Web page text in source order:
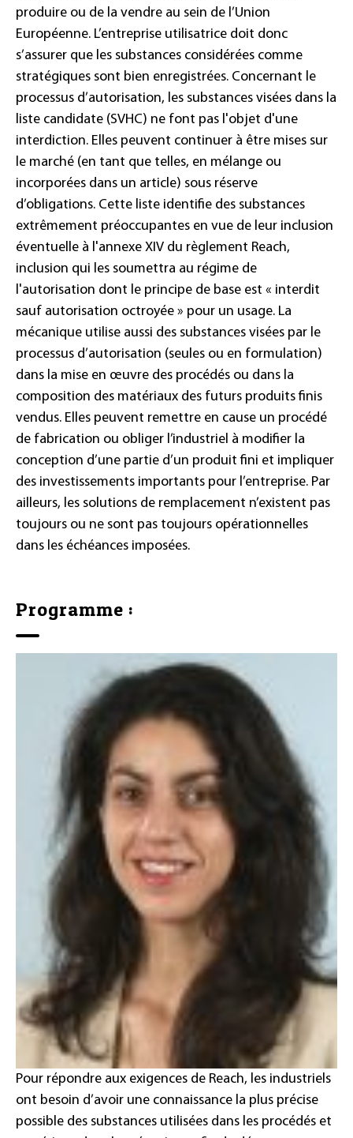
produire ou de la vendre au sein de l’Union
Européenne. L’entreprise utilisatrice doit donc
s’assurer que les substances considérées comme
stratégiques sont bien enregistrées. Concernant le
processus d’autorisation, les substances visées dans la
liste candidate (SVHC) ne font pas l'objet d'une
interdiction. Elles peuvent continuer à être mises sur
le marché (en tant que telles, en mélange ou
incorporées dans un article) sous réserve
d’obligations. Cette liste identifie des substances
extrêmement préoccupantes en vue de leur inclusion
éventuelle à l'annexe XIV du règlement Reach,
inclusion qui les soumettra au régime de
l'autorisation dont le principe de base est « interdit
sauf autorisation octroyée » pour un usage. La
mécanique utilise aussi des substances visées par le
processus d’autorisation (seules ou en formulation)
dans la mise en œuvre des procédés ou dans la
composition des matériaux des futurs produits finis
vendus. Elles peuvent remettre en cause un procédé
de fabrication ou obliger l’industriel à modifier la
conception d’une partie d’un produit fini et impliquer
des investissements importants pour l’entreprise. Par
ailleurs, les solutions de remplacement n’existent pas
toujours ou ne sont pas toujours opérationnelles
dans les échéances imposées.
Programme :
Pour répondre aux exigences de Reach, les industriels
ont besoin d’avoir une connaissance la plus précise
possible des substances utilisées dans les procédés et